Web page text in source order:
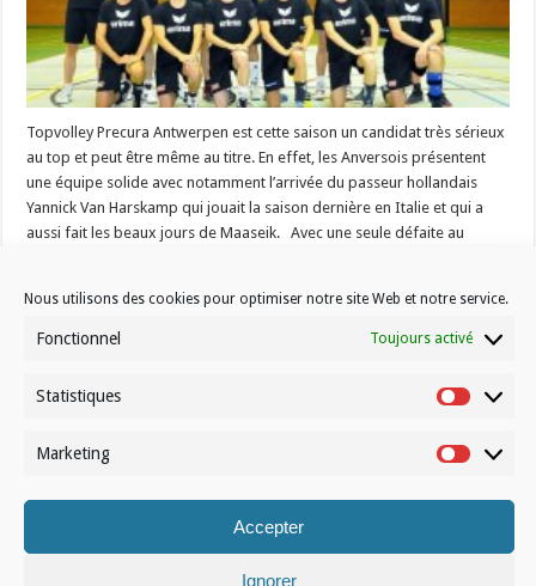
Nous utilisons des cookies pour optimiser notre site Web et notre service.
Fonctionnel Toujours activé
Statistiques
Marketing
Accepter
Ignorer
Topvolley Precura Antwerpen est cette saison un candidat très sérieux
au top et peut être même au titre. En effet, les Anversois présentent
une équipe solide avec notamment l’arrivée du passeur hollandais
Yannick Van Harskamp qui jouait la saison dernière en Italie et qui a
aussi fait les beaux jours de Maaseik. Avec une seule défaite au
Read More »
...